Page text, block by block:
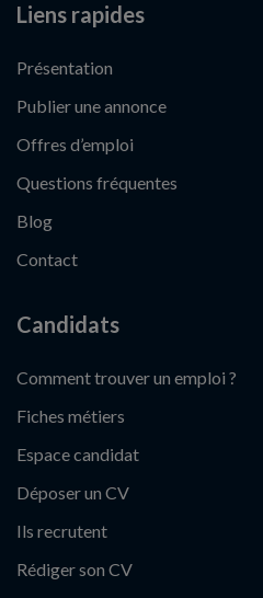
Liens rapides
Présentation
Publier une annonce
Offres d’emploi
Questions fréquentes
Blog
Contact
Candidats
Comment trouver un emploi ?
Fiches métiers
Espace candidat
Déposer un CV
Ils recrutent
Rédiger son CV